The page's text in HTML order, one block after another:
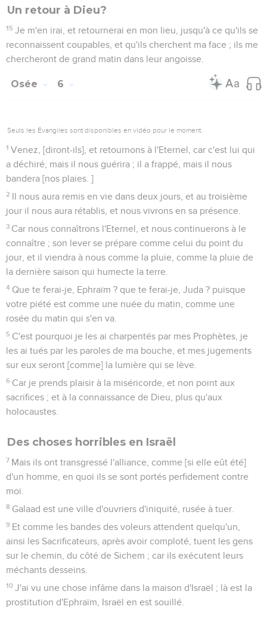
Un retour à Dieu?
15 Je m'en irai, et retournerai en mon lieu, jusqu'à ce qu'ils se
reconnaissent coupables, et qu'ils cherchent ma face ; ils me
chercheront de grand matin dans leur angoisse.
Osée 6
Seuls les Évangiles sont disponibles en vidéo pour le moment.
1 Venez, [diront-ils], et retournons à l'Eternel, car c'est lui qui
a déchiré, mais il nous guérira ; il a frappé, mais il nous
bandera [nos plaies. ]
2 Il nous aura remis en vie dans deux jours, et au troisième
jour il nous aura rétablis, et nous vivrons en sa présence.
3 Car nous connaîtrons l'Eternel, et nous continuerons à le
connaître ; son lever se prépare comme celui du point du
jour, et il viendra à nous comme la pluie, comme la pluie de
la dernière saison qui humecte la terre.
4 Que te ferai-je, Ephraïm ? que te ferai-je, Juda ? puisque
votre piété est comme une nuée du matin, comme une
rosée du matin qui s'en va.
5 C'est pourquoi je les ai charpentés par mes Prophètes, je
les ai tués par les paroles de ma bouche, et mes jugements
sur eux seront [comme] la lumière qui se lève.
6 Car je prends plaisir à la miséricorde, et non point aux
sacrifices ; et à la connaissance de Dieu, plus qu'aux
holocaustes.
Des choses horribles en Israël
7 Mais ils ont transgressé l'alliance, comme [si elle eût été]
d'un homme, en quoi ils se sont portés perfidement contre
moi.
8 Galaad est une ville d'ouvriers d'iniquité, rusée à tuer.
9 Et comme les bandes des voleurs attendent quelqu'un,
ainsi les Sacrificateurs, après avoir comploté, tuent les gens
sur le chemin, du côté de Sichem ; car ils exécutent leurs
méchants desseins.
10 J'ai vu une chose infâme dans la maison d'Israël ; là est la
prostitution d'Ephraïm, Israël en est souillé.